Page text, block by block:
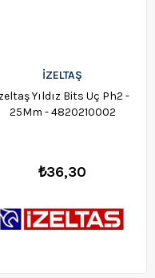
İZELTAŞ
Yıldız Bits Uç Ph2 -
25Mm - 4820210002
₺36,30